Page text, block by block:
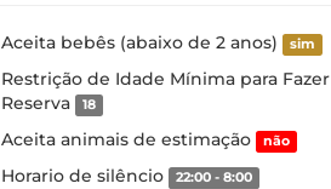
Aceita bebês (abaixo de 2 anos) sim
Restrição de Idade Mínima para Fazer
Reserva
18
Aceita animais de estimação não
Horario de silêncio 22:00 - 8:00